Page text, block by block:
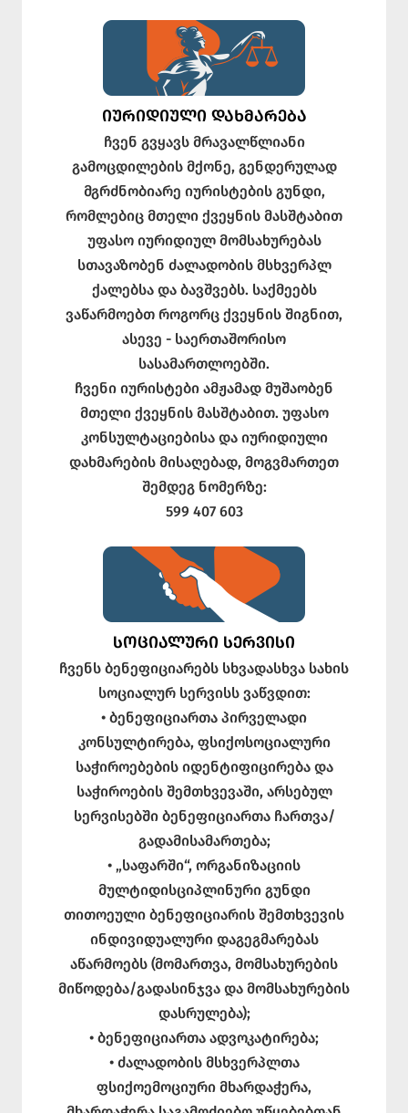
ᲘᲣᲠᲘᲓᲘᲣᲚᲘ ᲓᲐᲮᲛᲐᲠᲔᲑᲐ
ჩვენ გვყავს მრავალწლიანი
გამოცდილების მქონე, გენდერულად
მგრძნობიარე იურისტების გუნდი,
რომლებიც მთელი ქვეყნის მასშტაბით
უფასო იურიდიულ მომსახურებას
სთავაზობენ ძალადობის მსხვერპლ
ქალებსა და ბავშვებს. საქმეებს
ვაწარმოებთ როგორც ქვეყნის შიგნით,
ასევე - საერთაშორისო
სასამართლოებში.
ჩვენი იურისტები ამჟამად მუშაობენ
მთელი ქვეყნის მასშტაბით. უფასო
კონსულტაციებისა და იურიდიული
დახმარების მისაღებად, მოგვმართეთ
შემდეგ ნომერზე:
599 407 603
ᲡᲝᲪᲘᲐᲚᲣᲠᲘ ᲡᲔᲠᲕᲘᲡᲘ
ჩვენს ბენეფიციარებს სხვადასხვა სახის
სოციალურ სერვისს ვაწვდით:
• ბენეფიციართა პირველადი
კონსულტირება, ფსიქოსოციალური
საჭიროებების იდენტიფიცირება და
საჭიროების შემთხვევაში, არსებულ
სერვისებში ბენეფიციართა ჩართვა/
გადამისამართება;
• „საფარში“, ორგანიზაციის
მულტიდისციპლინური გუნდი
თითოეული ბენეფიციარის შემთხვევის
ინდივიდუალური დაგეგმარებას
აწარმოებს (მომართვა, მომსახურების
მიწოდება/გადასინჯვა და მომსახურების
დასრულება);
• ბენეფიციართა ადვოკატირება;
• ძალადობის მსხვერპლთა
ფსიქოემოციური მხარდაჭერა,